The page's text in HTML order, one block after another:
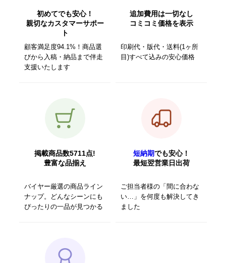
初めてでも安心！
親切なカスタマーサポー
ト
顧客満足度94.1%！商品選
びから入稿・納品まで伴走
支援いたします
追加費用は一切なし
コミコミ価格を表示
印刷代・版代・送料(1ヶ所
目)すべて込みの安心価格
掲載商品数5711点!
豊富な品揃え
バイヤー厳選の商品ライン
ナップ。どんなシーンにも
ぴったりの一品が見つかる
短納期でも安心！
最短翌営業日出荷
ご担当者様の「間に合わな
い…」を何度も解決してき
ました